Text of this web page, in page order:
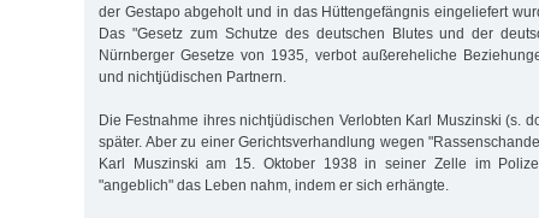
der Gestapo abgeholt und in das Hüttengefängnis eingeliefert
Das "Gesetz zum Schutze des deutschen Blutes und der
Nürnberger Gesetze von 1935, verbot außereheliche
und nichtjüdischen Partnern.
Die Festnahme ihres nichtjüdischen Verlobten Karl Muszinski (s.
später. Aber zu einer Gerichtsverhandlung wegen
Karl Muszinski am 15. Oktober 1938 in seiner Zelle im
"angeblich" das Leben nahm, indem er sich erhängte.